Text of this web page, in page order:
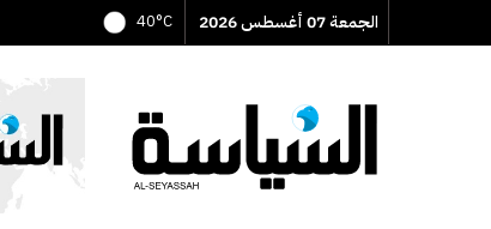
الجمعة 07 أغسطس 2026 40°C